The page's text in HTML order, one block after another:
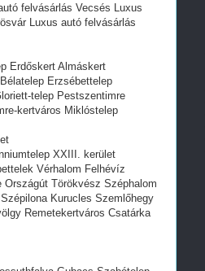
felvásárlás Vecsés Luxus
Luxus autó felvásárlás
Erdőskert Almáskert
Erzsébettelep
telep Pestszentimre
kertváros Miklóstelep
XXIII. kerület
Vérhalom Felhévíz
Törökvész Széphalom
Kurucles Szemlőhegy
Remetekertváros Csatárka